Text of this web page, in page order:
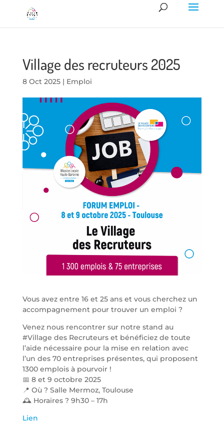
Village des recruteurs 2025
8 Oct 2025| Emploi
Vous avez entre 16 et 25 ans et vous cherchez un
accompagnement pour trouver un emploi ?
Venez nous rencontrer sur notre stand au
#Village des Recruteurs et bénéficiez de toute
l’aide nécessaire pour la mise en relation avec
l’un des 70 entreprises présentes, qui proposent
1300 emplois à pourvoir !
📅 8 et 9 octobre 2025
📍 Où ? Salle Mermoz, Toulouse
🕰️ Horaires ? 9h30 – 17h
Lien